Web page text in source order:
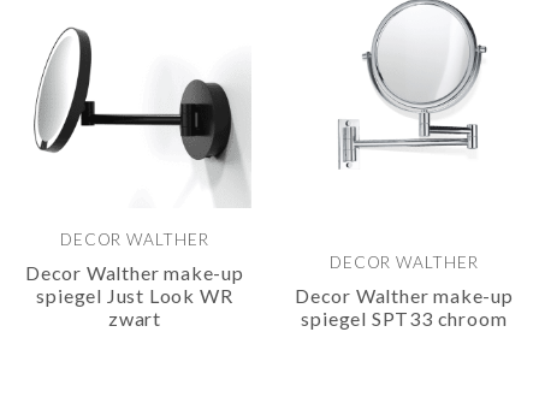
DECOR WALTHER
Decor Walther make-up
spiegel Just Look WR
zwart
DECOR WALTHER
Decor Walther make-up
spiegel SPT33 chroom